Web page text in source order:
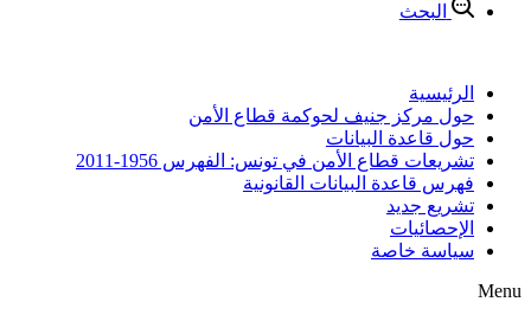
البحث
الرئيسية
حول مركز جنيف لحوكمة قطاع الأمن
حول قاعدة البيانات
تشريعات قطاع الأمن في تونس: الفهرس 1956-2011
فهرس قاعدة البيانات القانونية
تشريع جديد
الإحصائيات
سياسة خاصة
Menu